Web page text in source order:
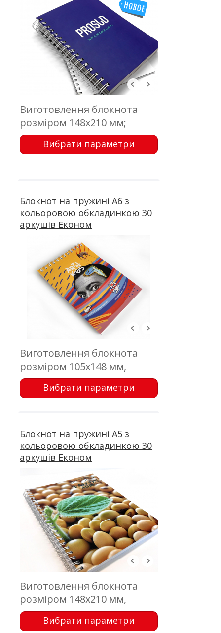
Виготовлення блокнота
розміром 148х210 мм;
обкладинка - палітурний
картон, кашировка; блок
Вибрати параметри
Блокнот на пружині А6 з
кольоровою обкладинкою 30
аркушів Економ
Виготовлення блокнота
розміром 105х148 мм,
обкладинка - цифровий
друк; блок - 30 аркушів,
Вибрати параметри
Блокнот на пружині А5 з
кольоровою обкладинкою 30
аркушів Економ
Виготовлення блокнота
розміром 148х210 мм,
обкладинка - цифровий
друк; блок - 30 аркушів,
Вибрати параметри